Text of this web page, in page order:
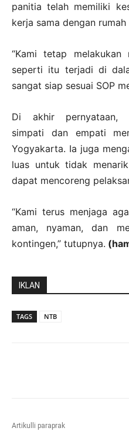
panitia telah memiliki
kerja sama dengan
“Kami tetap
seperti itu terjadi di
sangat siap sesuai SOP
Di akhir pernyataan,
simpati dan empati
Yogyakarta. Ia juga
luas untuk tidak
dapat mencoreng
“Kami terus menjaga
aman, nyaman, dan
kontingen,” tutupnya.
IKLAN
TAGS NTB
Artikulli paraprak